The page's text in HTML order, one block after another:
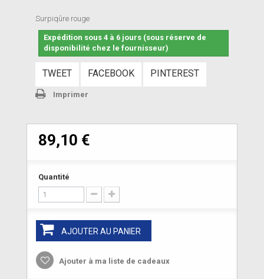
Surpiqûre rouge
Expédition sous 4 à 6 jours (sous réserve de
disponibilité chez le fournisseur)
TWEET FACEBOOK PINTEREST
Imprimer
89,10 €
Quantité
AJOUTER AU PANIER
Ajouter à ma liste de cadeaux